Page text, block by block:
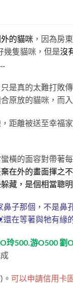
的貓咪 ，因為房
幾隻貓咪，但是沒
是真的太難打敗
原放的貓咪，而
距離被送至幸福
橫的面容對帶著
在外的畫面揮之
藏，是個相當聰
子那個，不是鼻
還在等著與牠有緣
玲500.游O500
可以申請信用卡